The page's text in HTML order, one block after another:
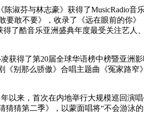
淑芬与林志豪》获得了MusicRadio音
敢不要》，收录了《远在眼前的你
了酷音乐亚洲盛典年度最受关注艺人
获得了第20届全球华语榜中榜暨亚洲
别那么骄傲》合唱主题曲《冤家路窄
以来，首次在内地举行大规模巡回演
猜第二季》，以蒙面唱将“不会游泳